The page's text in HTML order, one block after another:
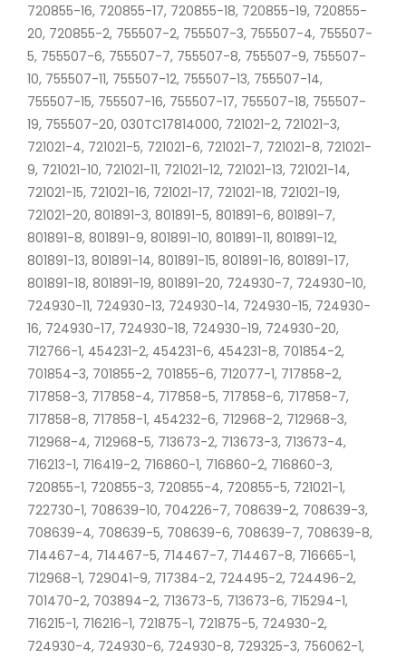
720855-16, 720855-17, 720855-18, 720855-19, 720855-
20, 720855-2, 755507-2, 755507-3, 755507-4, 755507-
5, 755507-6, 755507-7, 755507-8, 755507-9, 755507-
10, 755507-11, 755507-12, 755507-13, 755507-14,
755507-15, 755507-16, 755507-17, 755507-18, 755507-
19, 755507-20, 030TC17814000, 721021-2, 721021-3,
721021-4, 721021-5, 721021-6, 721021-7, 721021-8, 721021-
9, 721021-10, 721021-11, 721021-12, 721021-13, 721021-14,
721021-15, 721021-16, 721021-17, 721021-18, 721021-19,
721021-20, 801891-3, 801891-5, 801891-6, 801891-7,
801891-8, 801891-9, 801891-10, 801891-11, 801891-12,
801891-13, 801891-14, 801891-15, 801891-16, 801891-17,
801891-18, 801891-19, 801891-20, 724930-7, 724930-10,
724930-11, 724930-13, 724930-14, 724930-15, 724930-
16, 724930-17, 724930-18, 724930-19, 724930-20,
712766-1, 454231-2, 454231-6, 454231-8, 701854-2,
701854-3, 701855-2, 701855-6, 712077-1, 717858-2,
717858-3, 717858-4, 717858-5, 717858-6, 717858-7,
717858-8, 717858-1, 454232-6, 712968-2, 712968-3,
712968-4, 712968-5, 713673-2, 713673-3, 713673-4,
716213-1, 716419-2, 716860-1, 716860-2, 716860-3,
720855-1, 720855-3, 720855-4, 720855-5, 721021-1,
722730-1, 708639-10, 704226-7, 708639-2, 708639-3,
708639-4, 708639-5, 708639-6, 708639-7, 708639-8,
714467-4, 714467-5, 714467-7, 714467-8, 716665-1,
712968-1, 729041-9, 717384-2, 724495-2, 724496-2,
701470-2, 703894-2, 713673-5, 713673-6, 715294-1,
716215-1, 716216-1, 721875-1, 721875-5, 724930-2,
724930-4, 724930-6, 724930-8, 729325-3, 756062-1,